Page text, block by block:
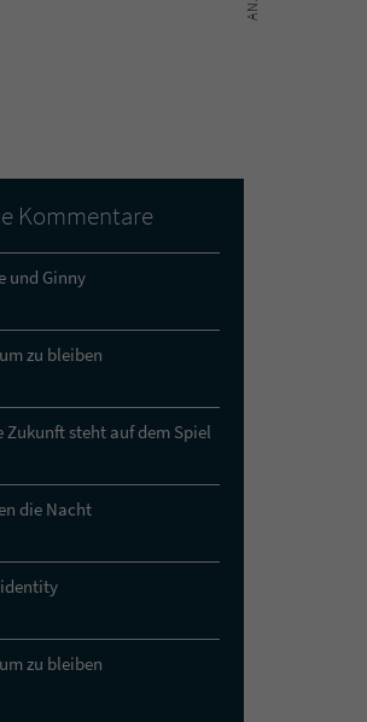
Kommentare
und Ginny
zu bleiben
Zukunft steht auf dem Spiel
die Nacht
zu bleiben